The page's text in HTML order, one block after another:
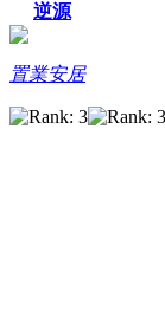
逆源
置業安居